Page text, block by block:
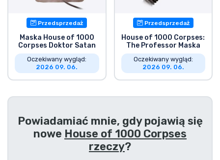
Przedsprzedaż
Maska House of 1000
Corpses Doktor Satan
Oczekiwany wygląd:
2026 09. 06.
Przedsprzedaż
House of 1000 Corpses:
The Professor Maska
Oczekiwany wygląd:
2026 09. 06.
Powiadamiać mnie, gdy pojawią się
nowe House of 1000 Corpses
rzeczy?